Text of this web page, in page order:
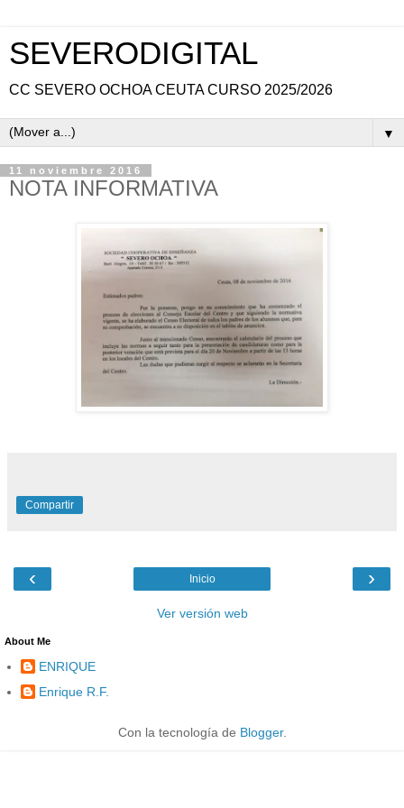
SEVERODIGITAL
CC SEVERO OCHOA CEUTA CURSO 2025/2026
▼
11 noviembre 2016
NOTA INFORMATIVA
Compartir
‹ ›
Inicio
Ver versión web
About Me
ENRIQUE
Enrique R.F.
Con la tecnología de Blogger.